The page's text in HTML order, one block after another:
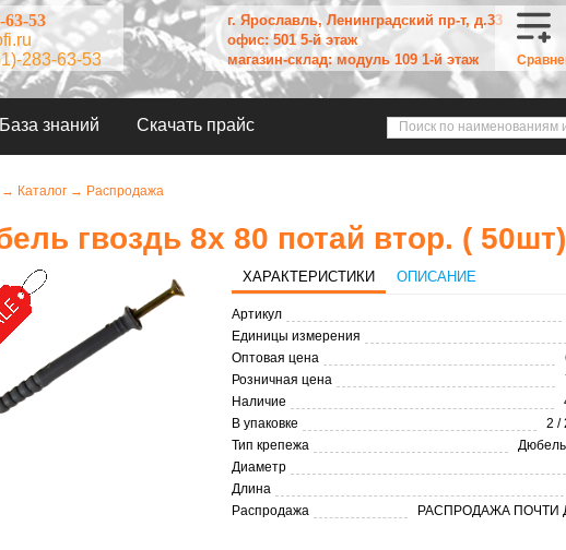
63-53
283-63-53
г. Ярославль, Ленинградский пр-т, д.33
офис: 501 5-й этаж
магазин-склад: модуль 109 1-й этаж
База знаний Скачать прайс
→ Каталог → Распродажа
гвоздь 8х 80 потай втор. ( 50шт)
ХАРАКТЕРИСТИКИ ОПИСАНИЕ
Артикул
Единицы измерения
Оптовая цена
Розничная цена
Наличие
В упаковке
2 /
Тип крепежа
Диаметр
Длина
Распродажа
РАСПРОДАЖА ПОЧТИ